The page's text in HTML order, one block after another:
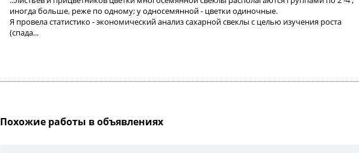
иногда больше, реже по одному; у односемянной - цветки одиночные.
Я провела статистико - экономический анализ сахарной свеклы с целью изучения роста
(спада...
Похожие работы в объявлениях